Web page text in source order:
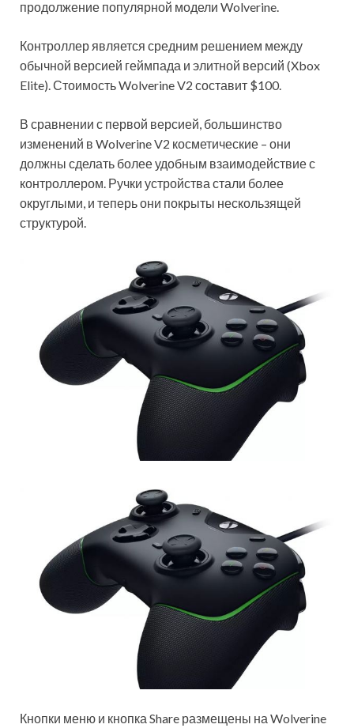
продолжение популярной модели Wolverine.
Контроллер является средним решением между
обычной версией геймпада и элитной версий (Xbox
Elite). Стоимость Wolverine V2 составит $100.
В сравнении с первой версией, большинство
изменений в Wolverine V2 косметические – они
должны сделать более удобным взаимодействие с
контроллером. Ручки устройства стали более
округлыми, и теперь они покрыты нескользящей
структурой.
Кнопки меню и кнопка Share размещены на Wolverine